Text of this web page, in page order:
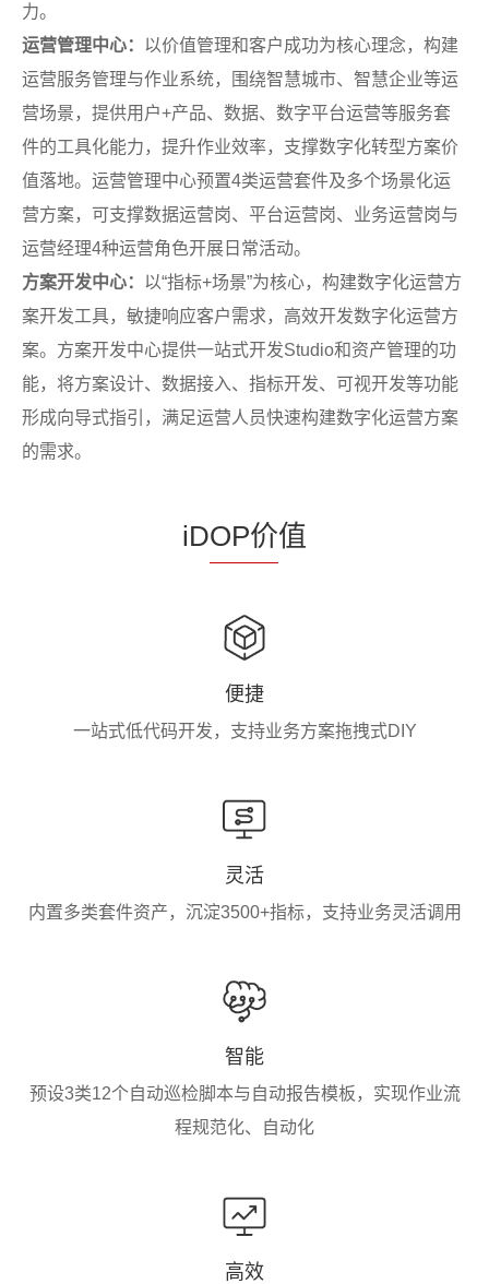
力。
运营管理中心： 以价值管理和客户成功为核心理念，构建
运营服务管理与作业系统，围绕智慧城市、智慧企业等运
营场景，提供用户+产品、数据、数字平台运营等服务套
件的工具化能力，提升作业效率，支撑数字化转型方案价
值落地。运营管理中心预置4类运营套件及多个场景化运
营方案，可支撑数据运营岗、平台运营岗、业务运营岗与
运营经理4种运营角色开展日常活动。
方案开发中心： 以“指标+场景”为核心，构建数字化运营方
案开发工具，敏捷响应客户需求，高效开发数字化运营方
案。方案开发中心提供一站式开发Studio和资产管理的功
能，将方案设计、数据接入、指标开发、可视开发等功能
形成向导式指引，满足运营人员快速构建数字化运营方案
的需求。
iDOP价值
便捷
一站式低代码开发，支持业务方案拖拽式DIY
灵活
内置多类套件资产，沉淀3500+指标，支持业务灵活调用
智能
预设3类12个自动巡检脚本与自动报告模板，实现作业流
程规范化、自动化
高效